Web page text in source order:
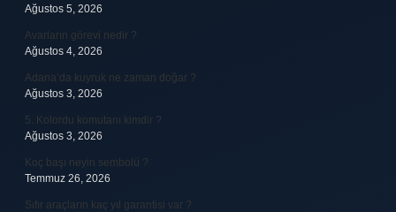
Ağustos 5, 2026
Avarların görevi nedir ?
Ağustos 4, 2026
Adana’da kuyruk ne zaman doğar ?
Ağustos 3, 2026
5. Kolordu komutanı kimdir ?
Ağustos 3, 2026
Koç başı neyin sembolü ?
Temmuz 26, 2026
Sıfır araçların kaç yıl garantisi var ?